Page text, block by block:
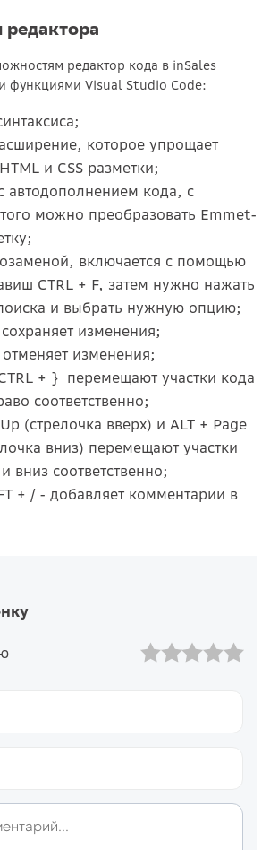
редактор кода в inSales
функциями Visual Studio Code:
которое упрощает
и CSS разметки;
автодополнением кода, с
можно преобразовать Emmet-
включается с помощью
CTRL + F, затем нужно нажать
и выбрать нужную опцию;
изменения;
изменения;
+ } перемещают участки кода
соответственно;
(стрелочка вверх) и ALT + Page
вниз) перемещают участки
вниз соответственно;
+ / - добавляет комментарии в